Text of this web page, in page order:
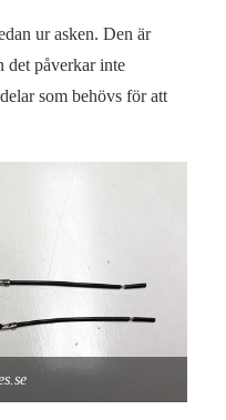
ur asken. Den är
det påverkar inte
som behövs för att